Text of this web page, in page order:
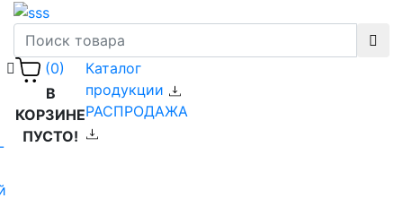
(0)
В
КОРЗИНЕ
ПУСТО!
Каталог
продукции
РАСПРОДАЖА